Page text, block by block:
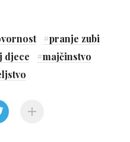
#pranje zubi
djece #majčinstvo